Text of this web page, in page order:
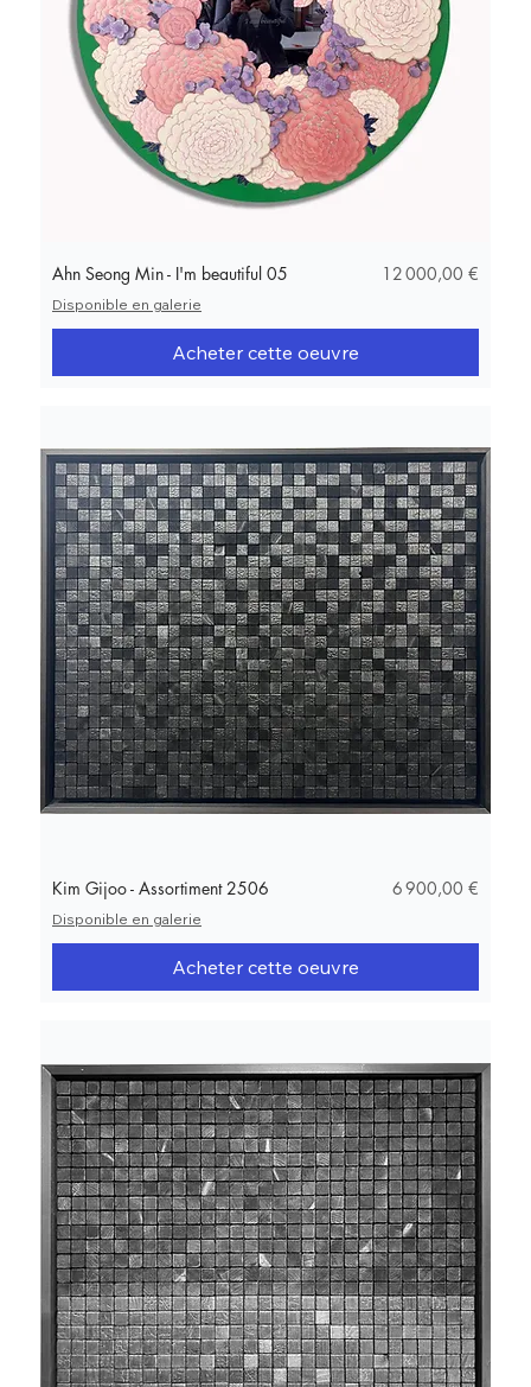
Ahn Seong Min - I'm beautiful 05 Prix
12 000,00 €
Disponible en galerie
Acheter cette oeuvre
Kim Gijoo - Assortiment 2506 Prix
6 900,00 €
Disponible en galerie
Acheter cette oeuvre